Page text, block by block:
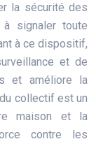
la sécurité des
à signaler toute
à ce dispositif,
et de
et améliore la
collectif est un
maison et la
contre les